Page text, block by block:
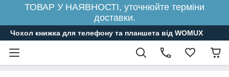
ТОВАР У НАЯВНОСТІ, уточнюйте терміни
доставки.
Чохол книжка для телефону та планшета від WOMUX